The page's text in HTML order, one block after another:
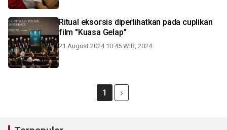
Ritual eksorsis diperlihatkan pada cuplikan
film "Kuasa Gelap"
21 August 2024 10:45 WIB, 2024
1